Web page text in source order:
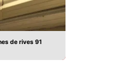
de rives 91